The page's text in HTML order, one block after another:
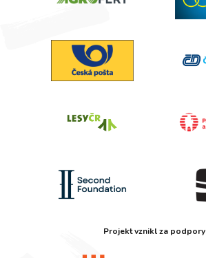
Projekt vznikl za podpory